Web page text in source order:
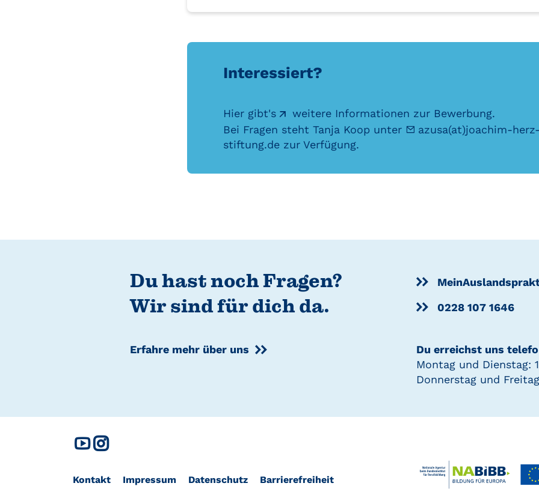
Interessiert?
Hier gibt's weitere Informationen zur Bewerbung.
Bei Fragen steht Tanja Koop unter
azusa(at)joachim-
stiftung.de zur Verfügung.
Du hast noch Fragen?
Wir sind für dich da.
Erfahre mehr über uns
0228 107 1646
Du erreichst uns
Montag und Dienstag:
Donnerstag und
Kontakt Impressum Datenschutz Barrierefreiheit